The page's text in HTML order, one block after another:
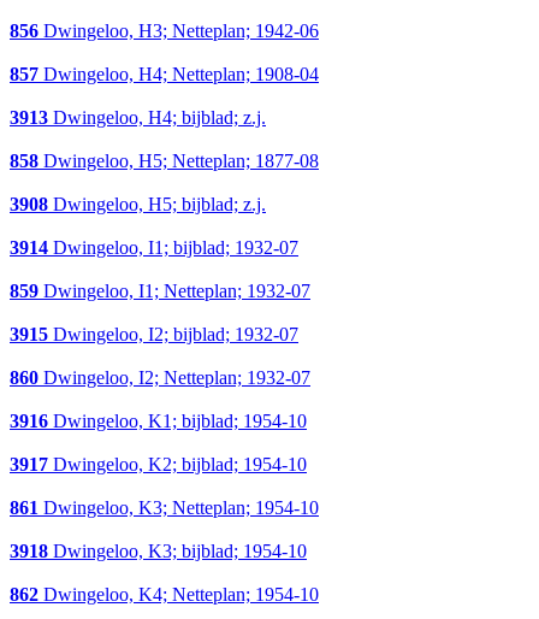
856 Dwingeloo, H3; Netteplan; 1942-06
857 Dwingeloo, H4; Netteplan; 1908-04
3913 Dwingeloo, H4; bijblad; z.j.
858 Dwingeloo, H5; Netteplan; 1877-08
3908 Dwingeloo, H5; bijblad; z.j.
3914 Dwingeloo, I1; bijblad; 1932-07
859 Dwingeloo, I1; Netteplan; 1932-07
3915 Dwingeloo, I2; bijblad; 1932-07
860 Dwingeloo, I2; Netteplan; 1932-07
3916 Dwingeloo, K1; bijblad; 1954-10
3917 Dwingeloo, K2; bijblad; 1954-10
861 Dwingeloo, K3; Netteplan; 1954-10
3918 Dwingeloo, K3; bijblad; 1954-10
862 Dwingeloo, K4; Netteplan; 1954-10